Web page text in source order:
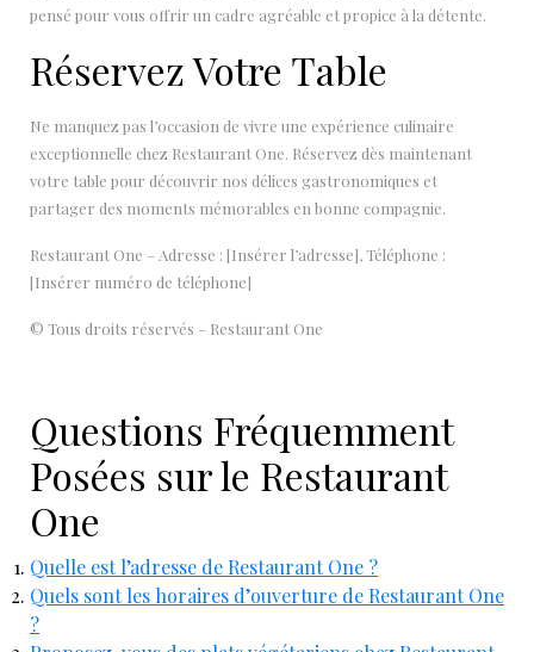
pensé pour vous offrir un cadre agréable et propice à la détente.
Réservez Votre Table
Ne manquez pas l’occasion de vivre une expérience culinaire
exceptionnelle chez Restaurant One. Réservez dès maintenant
votre table pour découvrir nos délices gastronomiques et
partager des moments mémorables en bonne compagnie.
Restaurant One – Adresse : [Insérer l’adresse], Téléphone :
[Insérer numéro de téléphone]
© Tous droits réservés – Restaurant One
Questions Fréquemment
Posées sur le Restaurant
One
Quelle est l’adresse de Restaurant One ?
Quels sont les horaires d’ouverture de Restaurant One
?